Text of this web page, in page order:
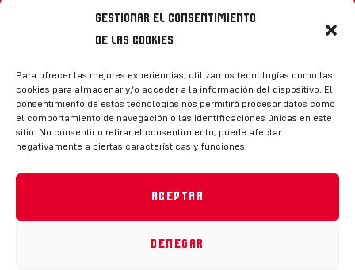
Gestionar el consentimiento
de las cookies
Para ofrecer las mejores experiencias, utilizamos tecnologías como las
cookies para almacenar y/o acceder a la información del dispositivo. El
consentimiento de estas tecnologías nos permitirá procesar datos como
el comportamiento de navegación o las identificaciones únicas en este
sitio. No consentir o retirar el consentimiento, puede afectar
negativamente a ciertas características y funciones.
Aceptar
Denegar
Síguenos